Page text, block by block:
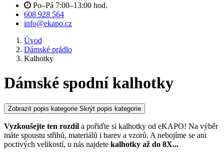
Po–Pá 7:00–13:00 hod.
608 928 564
info@ekapo.cz
Úvod
Dámské prádlo
Kalhotky
Dámské spodní kalhotky
Zobrazit popis kategorie Skrýt popis kategorie
Vyzkoušejte ten rozdíl a pořiďte si kalhotky od eKAPO! Na výběr
máte spoustu střihů, materiálů i barev a vzorů. A nebojíme se ani
poctivých velikostí, u nás najdete kalhotky až do 8X...